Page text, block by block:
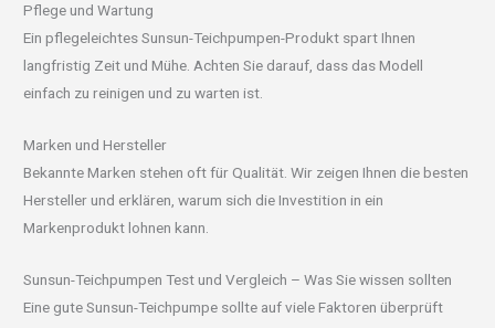
Pflege und Wartung
Ein pflegeleichtes Sunsun-Teichpumpen-Produkt spart Ihnen
langfristig Zeit und Mühe. Achten Sie darauf, dass das Modell
einfach zu reinigen und zu warten ist.
Marken und Hersteller
Bekannte Marken stehen oft für Qualität. Wir zeigen Ihnen die besten
Hersteller und erklären, warum sich die Investition in ein
Markenprodukt lohnen kann.
Sunsun-Teichpumpen Test und Vergleich – Was Sie wissen sollten
Eine gute Sunsun-Teichpumpe sollte auf viele Faktoren überprüft